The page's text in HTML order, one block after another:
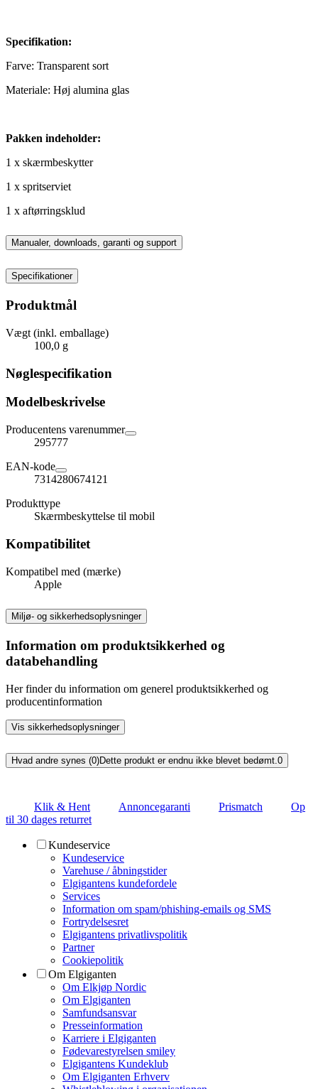
Specifikation:
Farve: Transparent sort
Materiale: Høj alumina glas
Pakken indeholder:
1 x skærmbeskytter
1 x spritserviet
1 x aftørringsklud
Manualer, downloads, garanti og support
Specifikationer
Produktmål
Vægt (inkl. emballage)
100,0 g
Nøglespecifikation
Modelbeskrivelse
Producentens varenummer
295777
EAN-kode
7314280674121
Produkttype
Skærmbeskyttelse til mobil
Kompatibilitet
Kompatibel med (mærke)
Apple
Miljø- og sikkerhedsoplysninger
Information om produktsikkerhed og
databehandling
Her finder du information om generel produktsikkerhed og
producentinformation
Vis sikkerhedsoplysninger
Hvad andre synes (0)Dette produkt er endnu ikke blevet bedømt. 0
Klik & Hent Annoncegaranti Prismatch
Op
til 30 dages returret
Kundeservice
Kundeservice
Varehuse / åbningstider
Elgigantens kundefordele
Services
Information om spam/phishing-emails og SMS
Fortrydelsesret
Elgigantens privatlivspolitik
Partner
Cookiepolitik
Om Elgiganten
Om Elkjøp Nordic
Om Elgiganten
Samfundsansvar
Presseinformation
Karriere i Elgiganten
Fødevarestyrelsen smiley
Elgigantens Kundeklub
Om Elgiganten Erhverv